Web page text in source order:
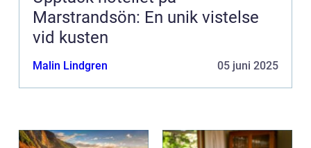
Marstrandsön: En unik vistelse
vid kusten
Malin Lindgren 05 juni 2025